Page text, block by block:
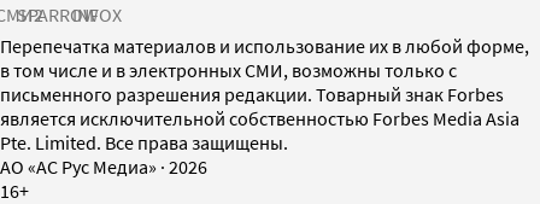
SPARROWINFOX
Перепечатка материалов и использование их в любой форме,
в том числе и в электронных СМИ, возможны только с
письменного разрешения редакции. Товарный знак Forbes
является исключительной собственностью Forbes Media Asia
Pte. Limited. Все права защищены.
AO «АС Рус Медиа» · 2026
16+